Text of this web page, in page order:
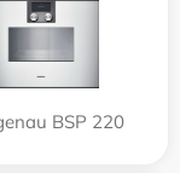
BSP 220